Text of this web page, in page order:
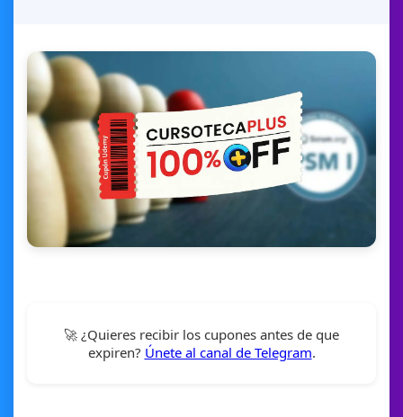
🚀 ¿Quieres recibir los cupones antes de que
expiren? Únete al canal de Telegram.